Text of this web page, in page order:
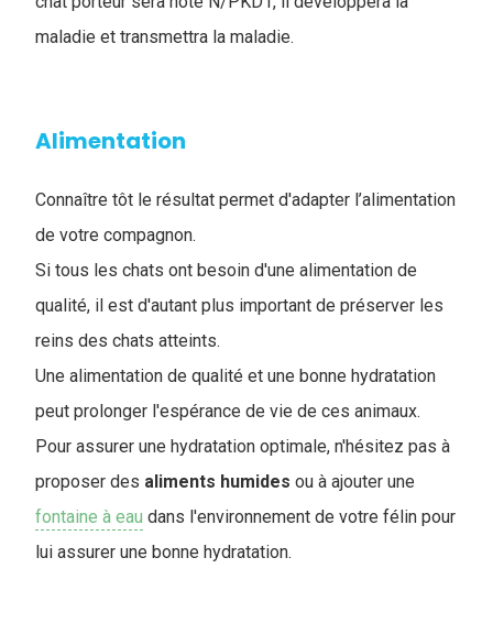
maladie et transmettra la maladie.
Alimentation
Connaître tôt le résultat permet d'adapter l’alimentation
de votre compagnon.
Si tous les chats ont besoin d'une alimentation de
qualité, il est d'autant plus important de préserver les
reins des chats atteints.
Une alimentation de qualité et une bonne hydratation
peut prolonger l'espérance de vie de ces animaux.
Pour assurer une hydratation optimale, n'hésitez pas à
proposer des aliments humides ou à ajouter une
fontaine à eau dans l'environnement de votre félin pour
lui assurer une bonne hydratation.